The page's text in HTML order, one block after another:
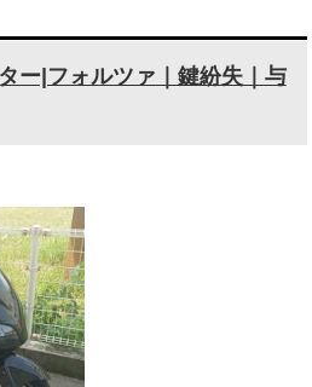
ー|フォルツァ｜鍵紛失｜与